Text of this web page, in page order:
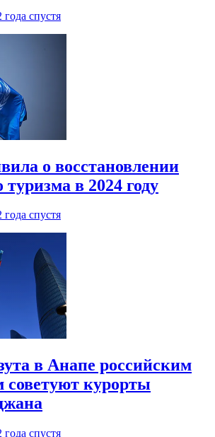
года спустя
о восстановлении
туризма в 2024 году
года спустя
в Анапе российским
советуют курорты
года спустя